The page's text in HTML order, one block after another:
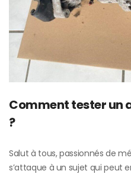
Comment tester un
?
Salut à tous, passionnés de
s’attaque à un sujet qui peut